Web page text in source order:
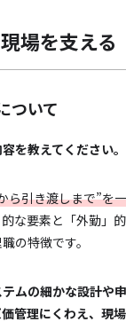
場を支える
ついて
容を教えてください。
ら引き渡しまで”を
な要素と「外勤」
の特徴です。
ムの細かな設計や
管理にくわえ、現